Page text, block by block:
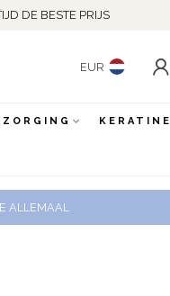
DE BESTE PRIJS
EUR
KERATINE
ALLEMAAL